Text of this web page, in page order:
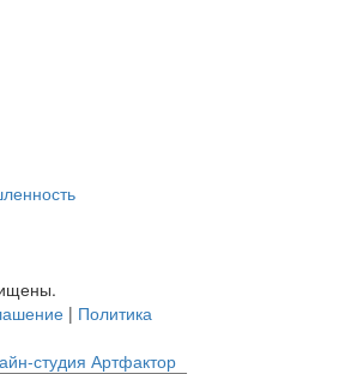
| Политика
студия Артфактор